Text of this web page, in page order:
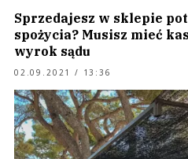
Sprzedajesz w sklepie
spożycia? Musisz mieć
wyrok sądu
02.09.2021 / 13:36